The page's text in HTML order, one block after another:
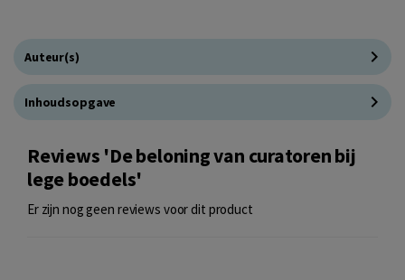
Auteur(s)
Inhoudsopgave
Reviews 'De beloning van curatoren bij
lege boedels'
Er zijn nog geen reviews voor dit product